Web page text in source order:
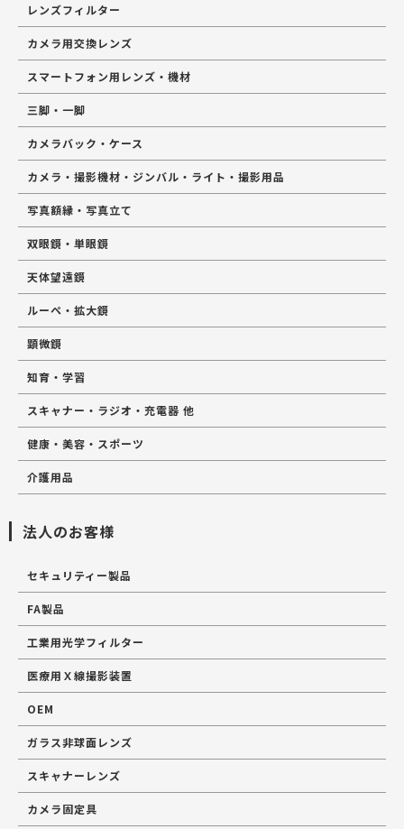
レンズフィルター
カメラ用交換レンズ
スマートフォン用レンズ・機材
三脚・一脚
カメラバック・ケース
カメラ・撮影機材・ジンバル・ライト・撮影用品
写真額縁・写真立て
双眼鏡・単眼鏡
天体望遠鏡
ルーペ・拡大鏡
顕微鏡
知育・学習
スキャナー・ラジオ・充電器 他
健康・美容・スポーツ
介護用品
法人のお客様
セキュリティー製品
FA製品
工業用光学フィルター
医療用Ｘ線撮影装置
OEM
ガラス非球面レンズ
スキャナーレンズ
カメラ固定具